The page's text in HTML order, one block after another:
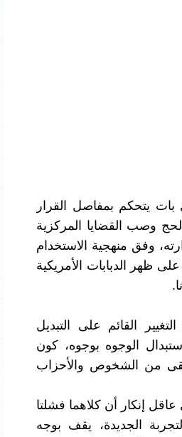
يتحكم بمفاصل القرار
وصب القضايا المركزية
وفق منهجية الاستخدام
ظهر الدبابات الأمريكية
القائم على التبديل
الوجوه بوجوه، كون
من الشخوص والأحزاب
إنكار أن كلاهما فشلتا
الجديدة، يقف بوجه